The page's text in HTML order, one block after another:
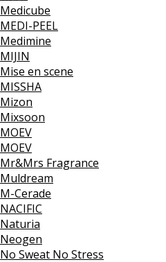
Medicube
MEDI-PEEL
Medimine
MIJIN
Mise en scene
MISSHA
Mizon
Mixsoon
MOEV
MOEV
Mr&Mrs Fragrance
Muldream
M-Cerade
NACIFIC
Naturia
Neogen
No Sweat No Stress